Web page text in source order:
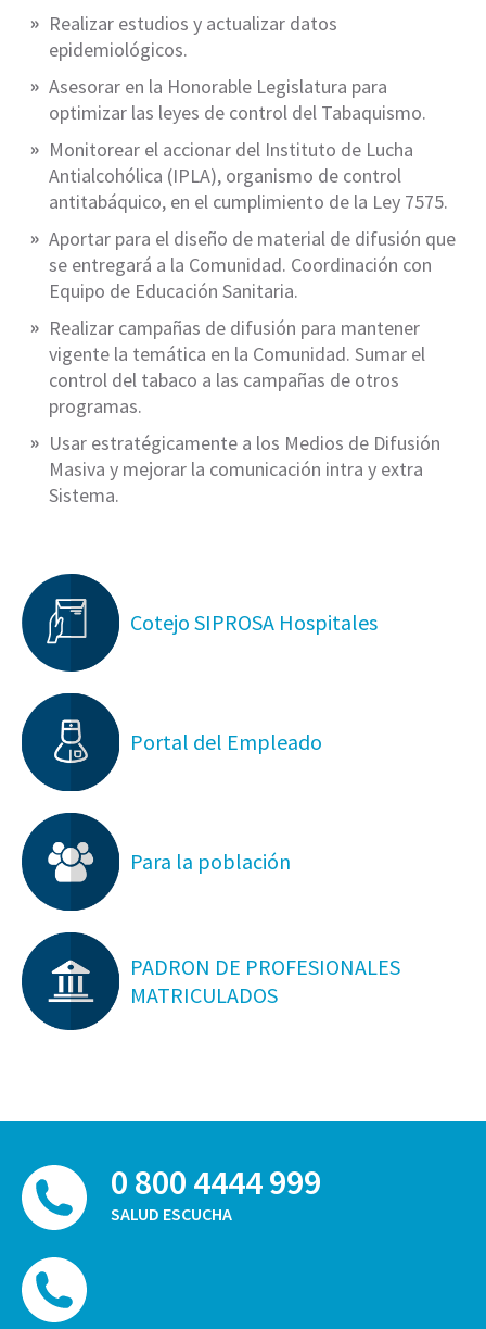
Realizar estudios y actualizar datos
epidemiológicos.
Asesorar en la Honorable Legislatura para
optimizar las leyes de control del Tabaquismo.
Monitorear el accionar del Instituto de Lucha
Antialcohólica (IPLA), organismo de control
antitabáquico, en el cumplimiento de la Ley 7575.
Aportar para el diseño de material de difusión que
se entregará a la Comunidad. Coordinación con
Equipo de Educación Sanitaria.
Realizar campañas de difusión para mantener
vigente la temática en la Comunidad. Sumar el
control del tabaco a las campañas de otros
programas.
Usar estratégicamente a los Medios de Difusión
Masiva y mejorar la comunicación intra y extra
Sistema.
Cotejo SIPROSA Hospitales
Portal del Empleado
Para la población
PADRON DE PROFESIONALES
MATRICULADOS
0 800 4444 999
SALUD ESCUCHA